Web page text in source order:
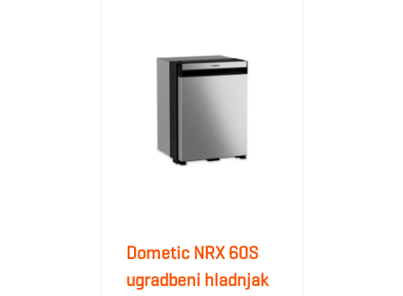
Dometic NRX 60S
ugradbeni hladnjak